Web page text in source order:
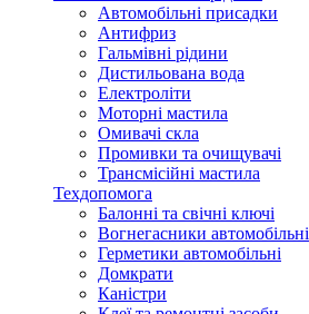
Автомобільні присадки
Антифриз
Гальмівні рідини
Дистильована вода
Електроліти
Моторні мастила
Омивачі скла
Промивки та очищувачі
Трансмісійні мастила
Техдопомога
Балонні та свічні ключі
Вогнегасники автомобільні
Герметики автомобільні
Домкрати
Каністри